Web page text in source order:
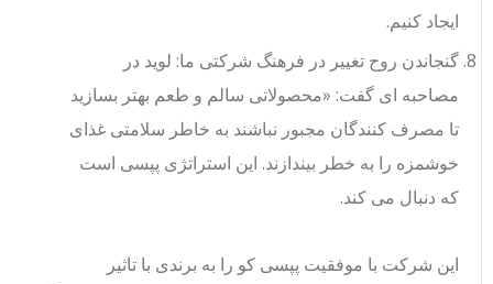
ایجاد کنیم.
گنجاندن روح تغییر در فرهنگ شرکتی ما: لوید در
مصاحبه ای گفت: «محصولاتی سالم و طعم بهتر بسازید
تا مصرف کنندگان مجبور نباشند به خاطر سلامتی غذای
خوشمزه را به خطر بیندازند. این استراتژی پپسی است
که دنبال می کند.
این شرکت با موفقیت پپسی کو را به برندی با تاثیر